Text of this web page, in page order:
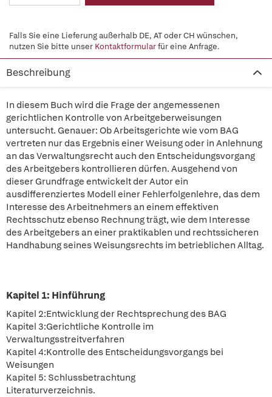
Falls Sie eine Lieferung außerhalb DE, AT oder CH wünschen,
nutzen Sie bitte unser Kontaktformularfür eine Anfrage.
Beschreibung
In diesem Buch wird die Frage der angemessenen
gerichtlichen Kontrolle von Arbeitgeberweisungen
untersucht. Genauer: Ob Arbeitsgerichte wie vom BAG
vertreten nur das Ergebnis einer Weisung oder in Anlehnung
an das Verwaltungsrecht auch den Entscheidungsvorgang
des Arbeitgebers kontrollieren dürfen. Ausgehend von
dieser Grundfrage entwickelt der Autor ein
ausdifferenziertes Modell einer Fehlerfolgenlehre, das dem
Interesse des Arbeitnehmers an einem effektiven
Rechtsschutz ebenso Rechnung trägt, wie dem Interesse
des Arbeitgebers an einer praktikablen und rechtssicheren
Handhabung seines Weisungsrechts im betrieblichen Alltag.
Kapitel 1: Hinführung
Kapitel 2:Entwicklung der Rechtsprechung des BAG
Kapitel 3:Gerichtliche Kontrolle im
Verwaltungsstreitverfahren
Kapitel 4:Kontrolle des Entscheidungsvorgangs bei
Weisungen
Kapitel 5: Schlussbetrachtung
Literaturverzeichnis.